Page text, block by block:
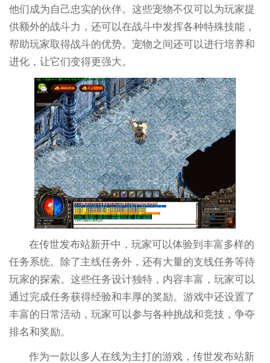
他们成为自己忠实的伙伴。这些宠物不仅可以为玩家提
供额外的战斗力，还可以在战斗中发挥各种特殊技能，
帮助玩家取得战斗的优势。宠物之间还可以进行培养和
进化，让它们变得更强大。
在传世发布站新开中，玩家可以体验到丰富多样的
任务系统。除了主线任务外，还有大量的支线任务等待
玩家的探索。这些任务设计独特，内容丰富，玩家可以
通过完成任务获得经验和丰厚的奖励。游戏中还设置了
丰富的日常活动，玩家可以参与各种挑战和竞技，争夺
排名和奖励。
作为一款以多人在线为主打的游戏，传世发布站新